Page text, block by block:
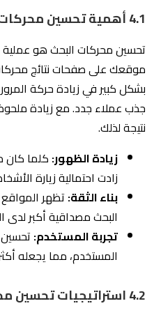
4.1 أهمية تحسين محركات البحث (SEO)
تحسين محركات البحث هو
بشكل كبير في زيادة حركة
جذب عملاء جدد. مع زيادة
نتيجة لذلك.
زيادة الظهور: كلما كان
زادت احتمالية زيارة
بناء الثقة: تظهر المواقع
البحث مصداقية أكبر لدى
تجربة المستخدم:
المستخدم، مما يجعله
4.2 استراتيجيات تحسين محركات البحث